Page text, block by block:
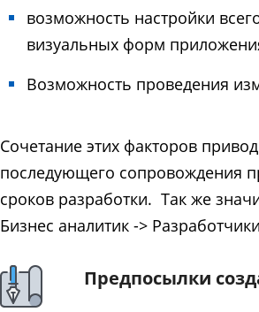
возможность настройки
визуальных форм
Возможность проведения
Сочетание этих факторов
последующего сопровождения
сроков разработки. Так же
Бизнес аналитик ->
Предпосылки